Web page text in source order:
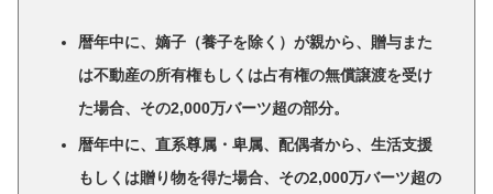
暦年中に、嫡子（養子を除く）が親から、贈与また
は不動産の所有権もしくは占有権の無償譲渡を受け
た場合、その2,000万バーツ超の部分。
暦年中に、直系尊属・卑属、配偶者から、生活支援
もしくは贈り物を得た場合、その2,000万バーツ超の